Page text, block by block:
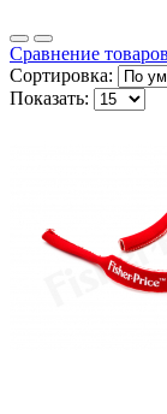
Сравнение
Сортировка:
Показать: